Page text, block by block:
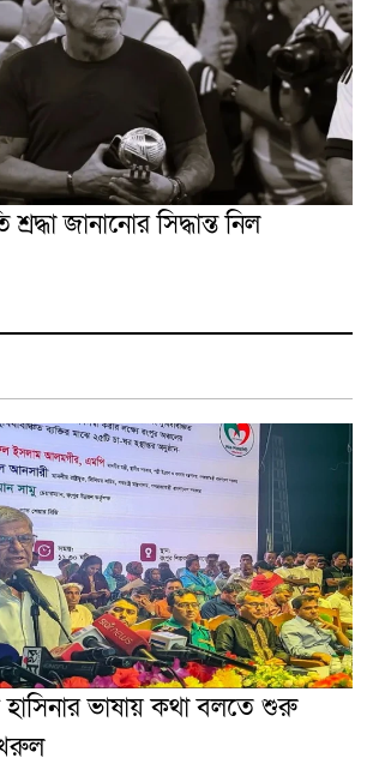
জানানোর সিদ্ধান্ত নিল
ভাষায় কথা বলতে শুরু